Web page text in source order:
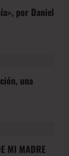
por Daniel
una
MI MADRE